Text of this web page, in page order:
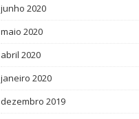
junho 2020
maio 2020
abril 2020
janeiro 2020
dezembro 2019